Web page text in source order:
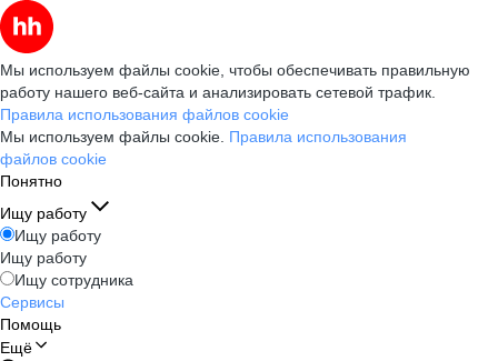
Мы используем файлы cookie, чтобы обеспечивать правильную
работу нашего веб-сайта и анализировать сетевой трафик.
Правила использования файлов cookie
Мы используем файлы cookie. Правила использования
файлов cookie
Понятно
Ищу работу
Ищу работу
Ищу работу
Ищу сотрудника
Сервисы
Помощь
Ещё